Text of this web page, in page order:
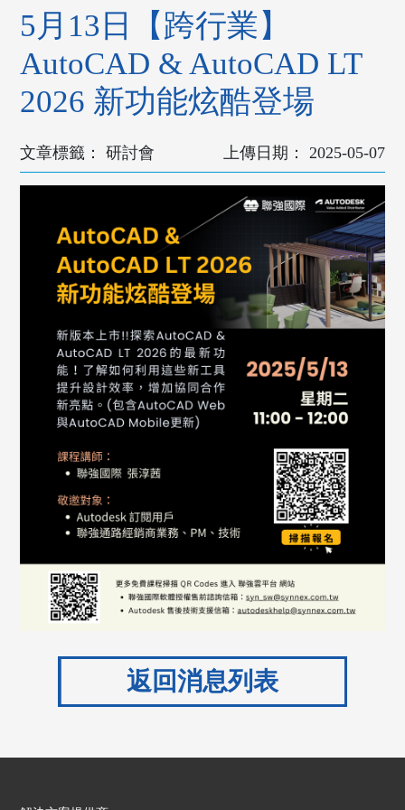
5月13日【跨行業】
AutoCAD & AutoCAD LT
2026 新功能炫酷登場
研討會 2025-05-07
返回消息列表